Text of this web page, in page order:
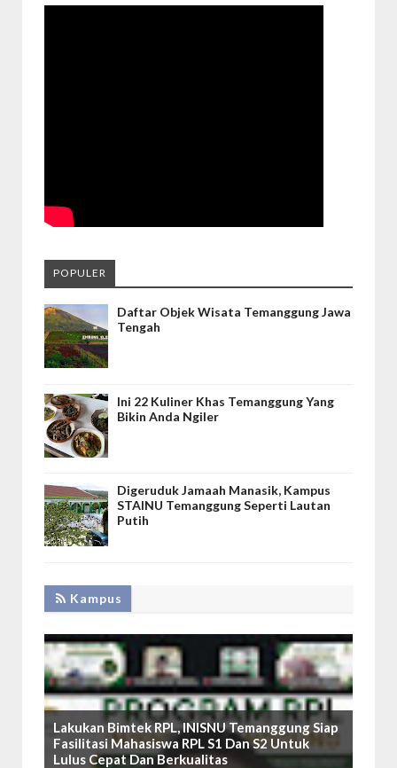
POPULER
Daftar Objek Wisata Temanggung Jawa
Tengah
Ini 22 Kuliner Khas Temanggung Yang
Bikin Anda Ngiler
Digeruduk Jamaah Manasik, Kampus
STAINU Temanggung Seperti Lautan
Putih
Kampus
Lakukan Bimtek RPL, INISNU Temanggung Siap
Fasilitasi Mahasiswa RPL S1 Dan S2 Untuk
Lulus Cepat Dan Berkualitas